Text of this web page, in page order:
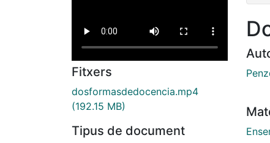
Fitxers
dosformasdedocencia.mp4
(192.15 MB)
Tipus de document